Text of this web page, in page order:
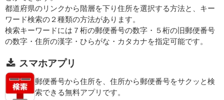
都道府県のリンクから階層を下り住所を選択する方法と、キー
ワード検索の２種類の方法があります。
検索キーワードには７桁の郵便番号の数字・５桁の旧郵便番号
の数字・住所の漢字・ひらがな・カタカナを指定可能です。
スマホアプリ
郵便番号から住所を、住所から郵便番号をサクッと検
索できる無料アプリです。